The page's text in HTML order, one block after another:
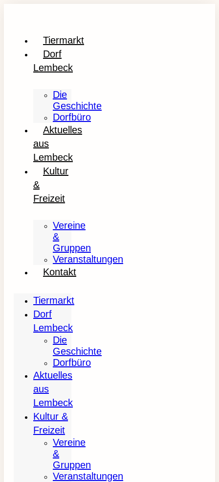
Tiermarkt
Dorf
Lembeck
Die
Geschichte
Dorfbüro
Aktuelles
aus
Lembeck
Kultur
&
Freizeit
Vereine
&
Gruppen
Veranstaltungen
Kontakt
Tiermarkt
Dorf
Lembeck
Die
Geschichte
Dorfbüro
Aktuelles
aus
Lembeck
Kultur &
Freizeit
Vereine
&
Gruppen
Veranstaltungen